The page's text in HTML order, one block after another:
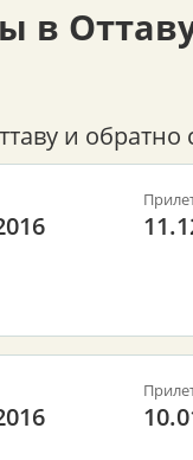
в
и обратно